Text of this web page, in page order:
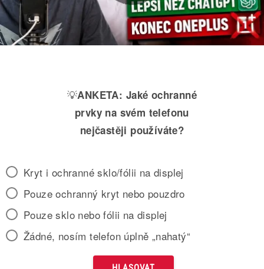
💡ANKETA: Jaké ochranné
prvky na svém telefonu
nejčastěji používáte?
Kryt i ochranné sklo/fólii na displej
Pouze ochranný kryt nebo pouzdro
Pouze sklo nebo fólii na displej
Žádné, nosím telefon úplně „nahatý“